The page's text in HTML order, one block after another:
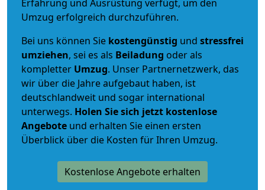
Erfahrung und Ausrüstung verfügt, um den
Umzug erfolgreich durchzuführen.
Bei uns können Sie kostengünstig und stressfrei
umziehen, sei es als Beiladung oder als
kompletter Umzug. Unser Partnernetzwerk, das
wir über die Jahre aufgebaut haben, ist
deutschlandweit und sogar international
unterwegs. Holen Sie sich jetzt kostenlose
Angebote und erhalten Sie einen ersten
Überblick über die Kosten für Ihren Umzug.
Kostenlose Angebote erhalten